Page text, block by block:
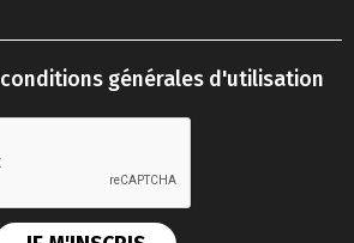
conditions générales d'utilisation